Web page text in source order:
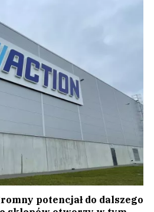
potencjał do dalszego